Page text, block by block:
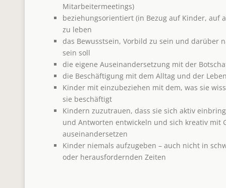
Mitarbeitermeetings)
beziehungsorientiert (in Bezug auf Kinder, auf
zu leben
das Bewusstsein, Vorbild zu sein und darüber
sein soll
die eigene Auseinandersetzung mit der
die Beschäftigung mit dem Alltag und der
Kinder mit einzubeziehen mit dem, was sie
sie beschäftigt
Kindern zuzutrauen, dass sie sich aktiv
und Antworten entwickeln und sich kreativ mit
auseinandersetzen
Kinder niemals aufzugeben – auch nicht in
oder herausfordernden Zeiten